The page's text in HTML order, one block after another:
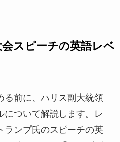
スピーチの英語レベ
る前に、ハリス副大統領
について解説します。レ
ランプ氏のスピーチの英